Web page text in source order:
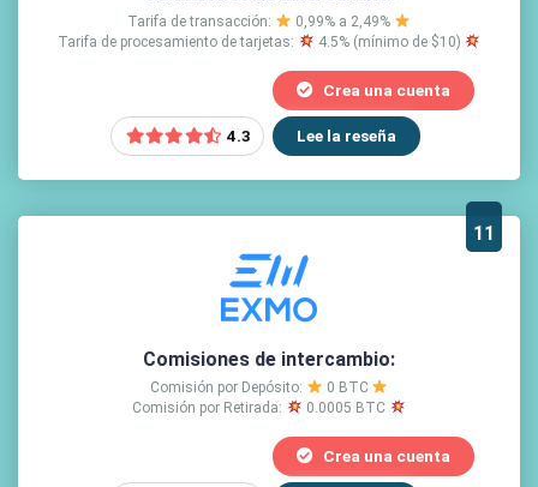
Tarifa de transacción:
0,99% a 2,49%
Tarifa de procesamiento de tarjetas:
4.5% (mínimo de $10)
4.3
Crea una cuenta
Lee la reseña
11
Comisiones de intercambio:
Comisión por Depósito:
0 BTC
Comisión por Retirada:
0.0005 BTC
Crea una cuenta